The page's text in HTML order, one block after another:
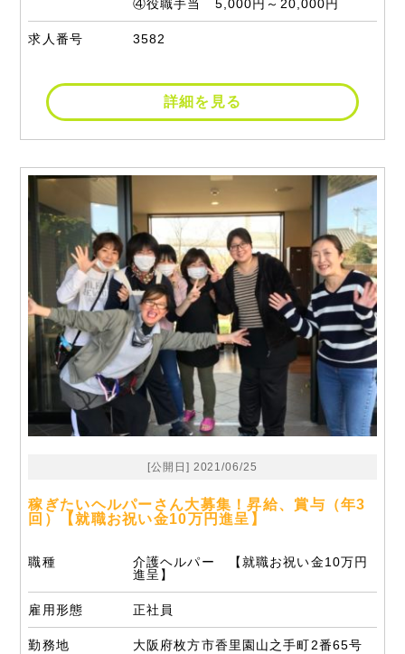
④役職手当 5,000円～20,000円
求人番号 3582
詳細を見る
[公開日] 2021/06/25
稼ぎたいヘルパーさん大募集！昇給、賞与（年3
回）【就職お祝い金10万円進呈】
職種
介護ヘルパー 【就職お祝い金10万円
進呈】
雇用形態 正社員
勤務地 大阪府枚方市香里園山之手町2番65号